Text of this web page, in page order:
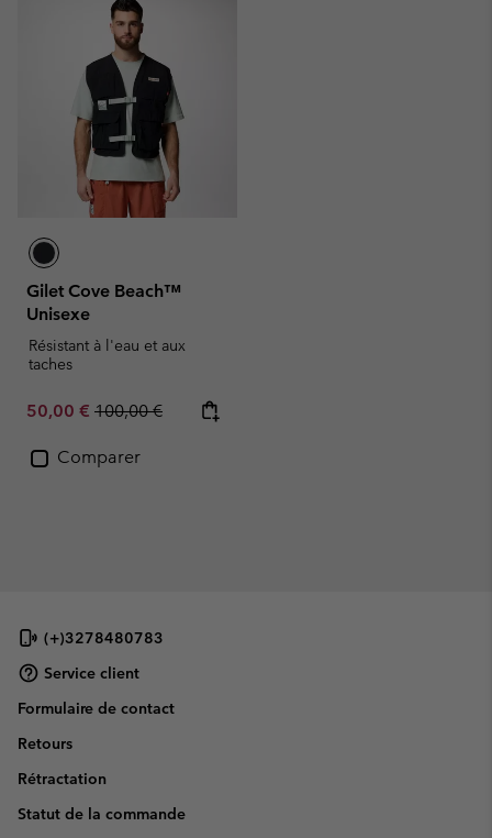
Gilet Cove Beach™
Unisexe
Résistant à l'eau et aux
taches
Sale price:
50,00 € Regular price:
100,00 €
Comparer
(+)3278480783
Service client
Formulaire de contact
Retours
Rétractation
Statut de la commande